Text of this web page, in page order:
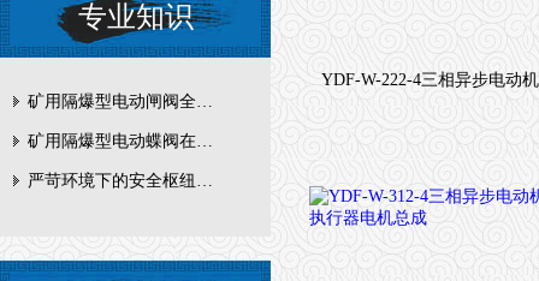
专业知识
矿用隔爆型电动闸阀全周期维护与故障排查要点
矿用隔爆型电动蝶阀在瓦斯管道控制中的防爆设计与安全标准解析
严苛环境下的安全枢纽：矿用隔爆型电动闸阀的技术剖析